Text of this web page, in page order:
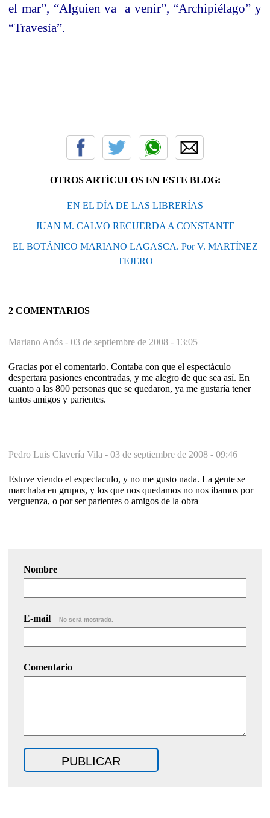
el mar”, “Alguien va a venir”, “Archipiélago” y
“Travesía”.
OTROS ARTÍCULOS EN ESTE BLOG:
EN EL DÍA DE LAS LIBRERÍAS
JUAN M. CALVO RECUERDA A CONSTANTE
EL BOTÁNICO MARIANO LAGASCA. Por V. MARTÍNEZ
TEJERO
2 COMENTARIOS
Mariano Anós - 03 de septiembre de 2008 - 13:05
Gracias por el comentario. Contaba con que el espectáculo
despertara pasiones encontradas, y me alegro de que sea así. En
cuanto a las 800 personas que se quedaron, ya me gustaría tener
tantos amigos y parientes.
Pedro Luis Clavería Vila - 03 de septiembre de 2008 - 09:46
Estuve viendo el espectaculo, y no me gusto nada. La gente se
marchaba en grupos, y los que nos quedamos no nos ibamos por
verguenza, o por ser parientes o amigos de la obra
Nombre
E-mail No será mostrado.
Comentario